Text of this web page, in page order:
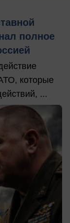
полное
которые
...